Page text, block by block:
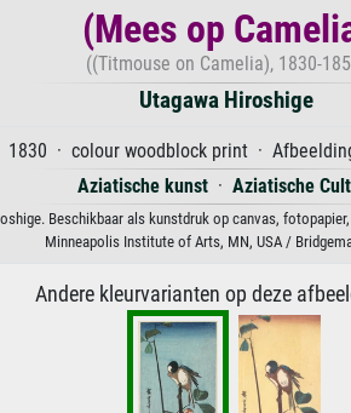
(Mees op
((Titmouse on Camelia), 1830-
Utagawa Hiroshige
1830 · colour woodblock print ·
Aziatische kunst· Aziatische
Beschikbaar als kunstdruk op canvas,
Minneapolis Institute of Arts, MN, USA /
Andere kleurvarianten op deze